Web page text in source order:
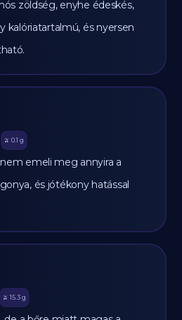
zöldség, enyhe édeskés,
kalóriatartalmú, és nyersen
🫒 0.1 g
emeli meg annyira a
és jótékony hatással
🫒 15.3 g